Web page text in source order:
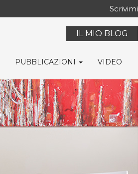
Scrivimi
IL MIO BLOG
PUBBLICAZIONI VIDEO